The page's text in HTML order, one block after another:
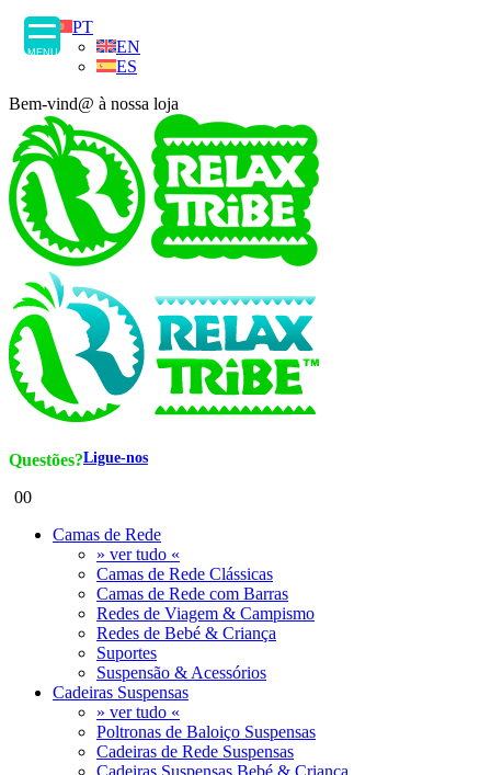
MENU
PT
EN
ES
Bem-vind@ à nossa loja
Questões?Ligue-nos
00
Camas de Rede
» ver tudo «
Camas de Rede Clássicas
Camas de Rede com Barras
Redes de Viagem & Campismo
Redes de Bebé & Criança
Suportes
Suspensão & Acessórios
Cadeiras Suspensas
» ver tudo «
Poltronas de Baloiço Suspensas
Cadeiras de Rede Suspensas
Cadeiras Suspensas Bebé & Criança